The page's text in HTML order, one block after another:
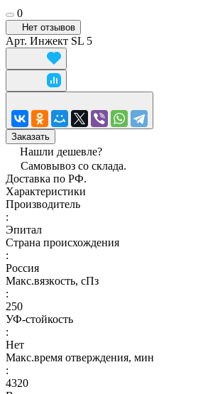
0
Нет отзывов
Арт. Инжект SL 5
Заказать
Нашли дешевле?
Самовывоз со склада.
Доставка по РФ.
Характеристики
Производитель
:
Эпитал
Страна происхождения
:
Россия
Макс.вязкoсть, сПз
:
250
УФ-стойкость
:
Нет
Макс.время отверждения, мин
:
4320